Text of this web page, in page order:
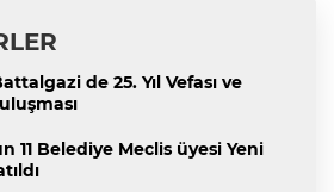
de 25. Yıl Vefası ve
11 Belediye Meclis üyesi Yeni